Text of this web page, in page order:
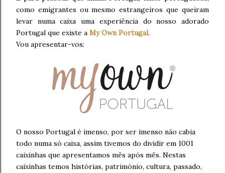
como emigrantes ou mesmo estrangeiros que queiram
levar numa caixa uma experiência do nosso adorado
Portugal que existe a My Own Portugal.
Vou apresentar-vos:
O nosso Portugal é imenso, por ser imenso não cabia
todo numa só caixa, assim tivemos do dividir em 1001
caixinhas que apresentamos mês após mês. Nestas
caixinhas temos histórias, património, cultura, passado,